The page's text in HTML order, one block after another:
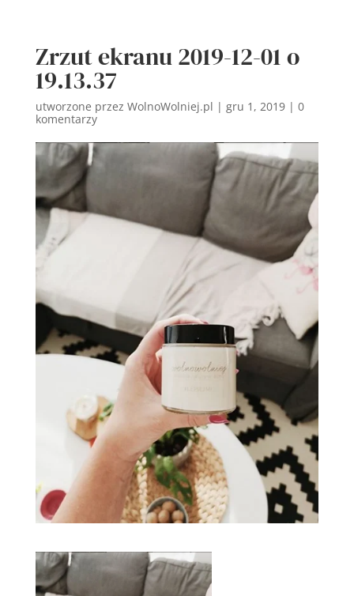
Zrzut ekranu 2019-12-01 o
19.13.37
utworzone przez WolnoWolniej.pl | gru 1, 2019| 0
komentarzy